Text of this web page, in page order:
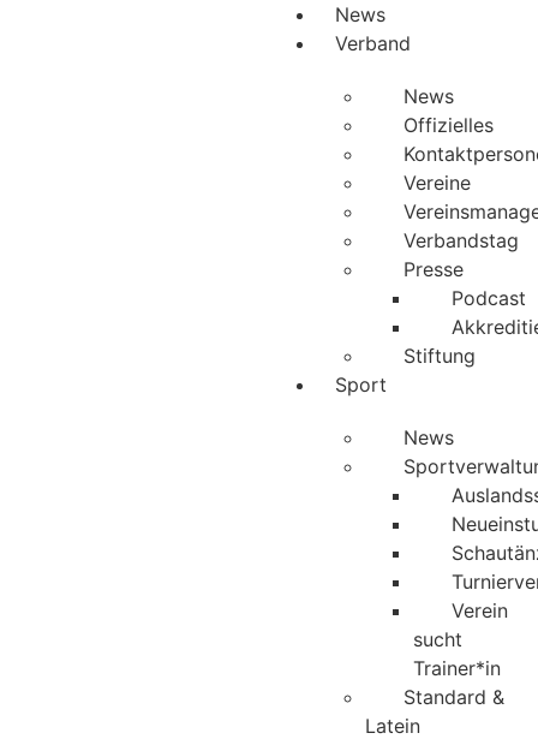
News
Verband
News
Offizielles
Vereine
Verbandstag
Presse
Podcast
Stiftung
Sport
News
Verein
sucht
Trainer*in
Standard &
Latein